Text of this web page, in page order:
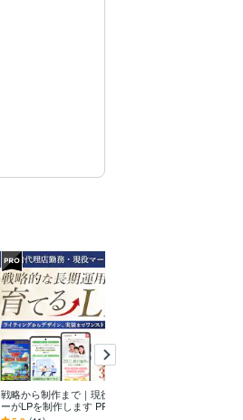
戦略から制作まで｜現役マーケタ
ーがLPを制作します PRO認定｜